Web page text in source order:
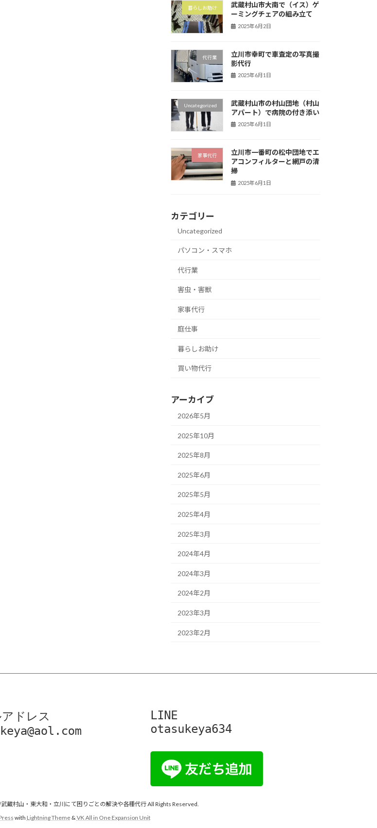
暮らしお助け
武蔵村山市大南で（イス）ゲ
ーミングチェアの組み立て
2025年6月2日
代行業
立川市幸町で車査定の写真撮
影代行
2025年6月1日
Uncategorized
武蔵村山市の村山団地（村山
アパート）で病院の付き添い
2025年6月1日
家事代行
立川市一番町の松中団地でエ
アコンフィルターと網戸の清
掃
2025年6月1日
カテゴリー
Uncategorized
パソコン・スマホ
代行業
害虫・害獣
家事代行
庭仕事
暮らしお助け
買い物代行
アーカイブ
2026年5月
2025年10月
2025年8月
2025年6月
2025年5月
2025年4月
2025年3月
2024年4月
2024年3月
2024年2月
2023年3月
2023年2月
ドレス
LINE
otasukeya634
蔵村山・東大和・立川にて困りごとの解決や各種代行 All Rights Reserved.
with Lightning Theme&VK All in One Expansion Unit